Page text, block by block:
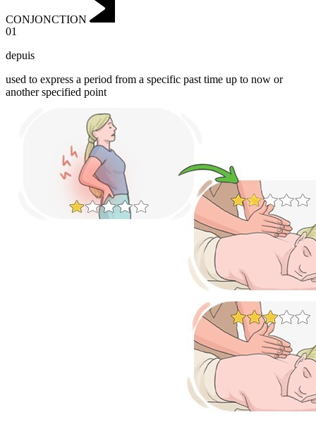
CONJONCTION
01
depuis
used to express a period from a specific past time up to now or
another specified point